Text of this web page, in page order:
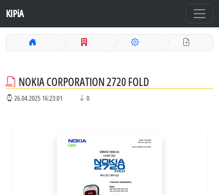
KIPiA
NOKIA CORPORATION 2720 FOLD
26.04.2025 16:23:01 0